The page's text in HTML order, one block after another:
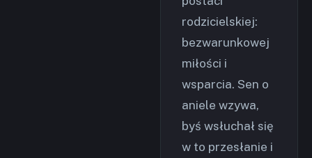
rodzicielskiej:
bezwarunkowej
miłości i
wsparcia. Sen o
aniele wzywa,
byś wsłuchał się
w to przesłanie i